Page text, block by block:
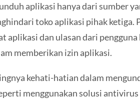
aplikasi hanya dari sumber
toko aplikasi pihak ketiga.
aplikasi dan ulasan dari pengguna
memberikan izin aplikasi.
kehati-hatian dalam
menggunakan solusi antivirus